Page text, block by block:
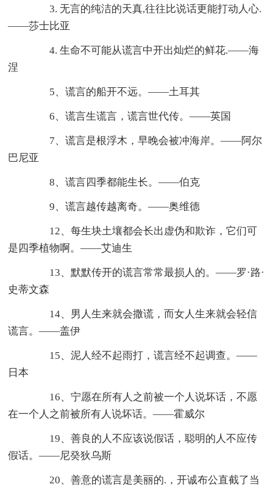
3. 无言的纯洁的天真,往往比说话更能打动人心.
——莎士比亚
4. 生命不可能从谎言中开出灿烂的鲜花.——海
涅
5、谎言的船开不远。——土耳其
6、谎言生谎言，谎言世代传。——英国
7、谎言是根浮木，早晚会被冲海岸。——阿尔
巴尼亚
8、谎言四季都能生长。——伯克
9、谎言越传越离奇。——奥维德
12、每生块土壤都会长出虚伪和欺诈，它们可
是四季植物啊。——艾迪生
13、默默传开的谎言常常最损人的。——罗·路·
史蒂文森
14、男人生来就会撒谎，而女人生来就会轻信
谎言。——盖伊
15、泥人经不起雨打，谎言经不起调查。——
日本
16、宁愿在所有人之前被一个人说坏话，不愿
在一个人之前被所有人说坏话。——霍威尔
19、善良的人不应该说假话，聪明的人不应传
假话。——尼癸狄乌斯
20、善意的谎言是美丽的.，开诚布公直截了当